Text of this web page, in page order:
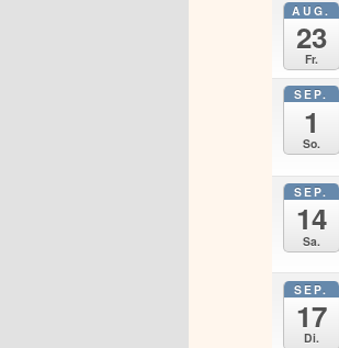
AUG.
23
Fr.
SEP.
1
So.
SEP.
14
Sa.
SEP.
17
Di.